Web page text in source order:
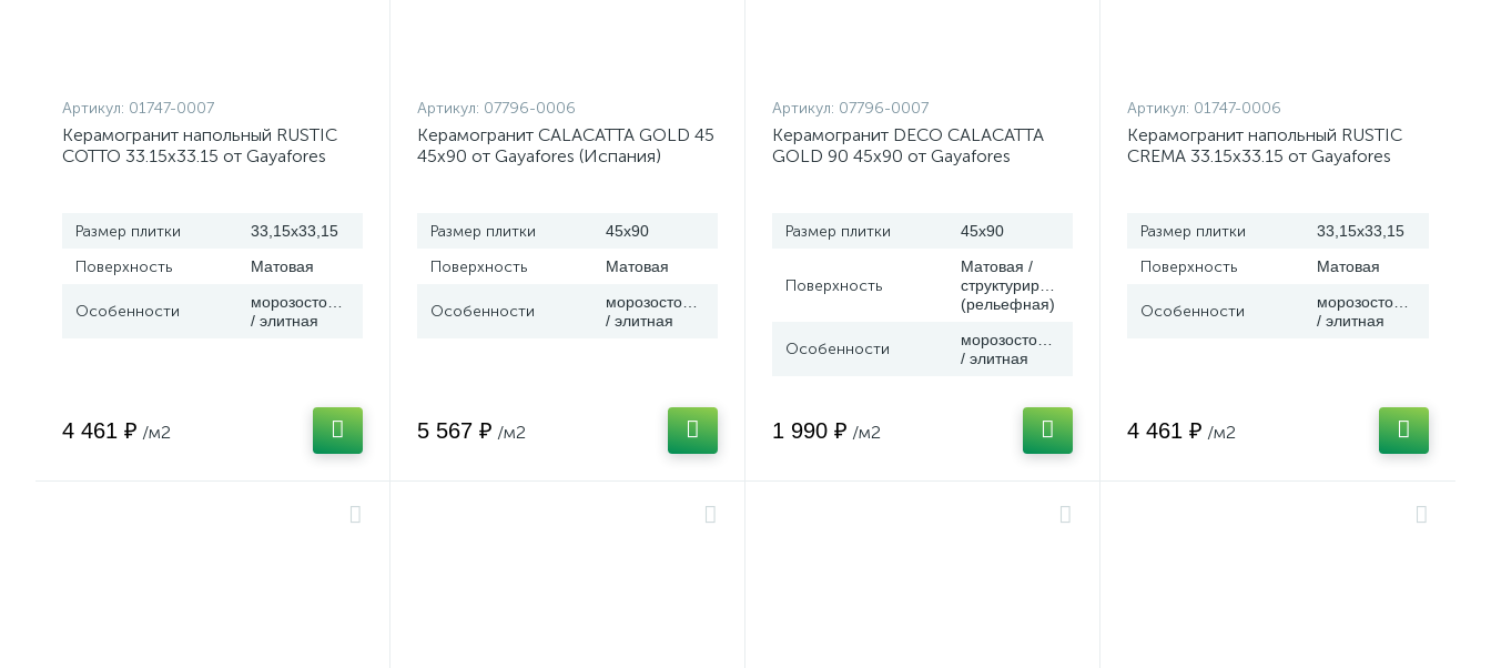
Артикул: 01747-0007
Керамогранит напольный RUSTIC
COTTO 33.15x33.15 от Gayafores
Размер плитки 33,15x33,15
Поверхность Матовая
Особенности
морозостойкая
/ элитная
4 461 ₽ /м2
Артикул: 07796-0006
Керамогранит CALACATTA GOLD 45
45x90 от Gayafores (Испания)
Размер плитки 45x90
Поверхность Матовая
Особенности
морозостойкая
/ элитная
5 567 ₽ /м2
Артикул: 07796-0007
Керамогранит DECO CALACATTA
GOLD 90 45x90 от Gayafores
Размер плитки 45x90
Поверхность
Матовая /
структурированная
(рельефная)
Особенности
морозостойкая
/ элитная
1 990 ₽ /м2
Артикул: 01747-0006
Керамогранит напольный RUSTIC
CREMA 33.15x33.15 от Gayafores
Размер плитки 33,15x33,15
Поверхность Матовая
Особенности
морозостойкая
/ элитная
4 461 ₽ /м2